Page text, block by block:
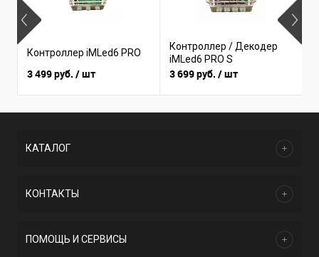
Контроллер iMLed6 PRO
3 499 руб. / шт
Контроллер / Декодер
iMLed6 PRO S
3 699 руб. / шт
КАТАЛОГ
КОНТАКТЫ
ПОМОЩЬ И СЕРВИСЫ